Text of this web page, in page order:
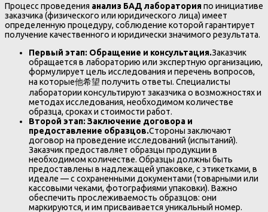
Процесс проведения анализ БАД лабораторияпо инициативе
заказчика (физического или юридического лица) имеет
определенную процедуру, соблюдение которой гарантирует
получение качественного и юридически значимого результата.
Первый этап: Обращение и консультация.Заказчик
обращается в лабораторию или экспертную организацию,
формулирует цель исследования и перечень вопросов,
на которые他希望 получить ответы. Специалисты
лаборатории консультируют заказчика о возможностях и
методах исследования, необходимом количестве
образца, сроках и стоимости работ.
Второй этап: Заключение договора и
предоставление образцов.Стороны заключают
договор на проведение исследований (испытаний).
Заказчик предоставляет образцы продукции в
необходимом количестве. Образцы должны быть
предоставлены в надлежащей упаковке, с этикетками, в
идеале — с сохраненными документами (товарными или
кассовыми чеками, фотографиями упаковки). Важно
обеспечить прослеживаемость образцов: они
маркируются, и им присваивается уникальный номер.